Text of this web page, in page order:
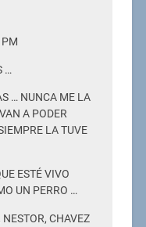
…
… NUNCA ME LA
A PODER
LA TUVE
ESTÉ VIVO
UN PERRO …
NESTOR, CHAVEZ